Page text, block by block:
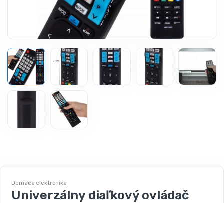
Domáca elektronika
Univerzálny diaľkový ovládač